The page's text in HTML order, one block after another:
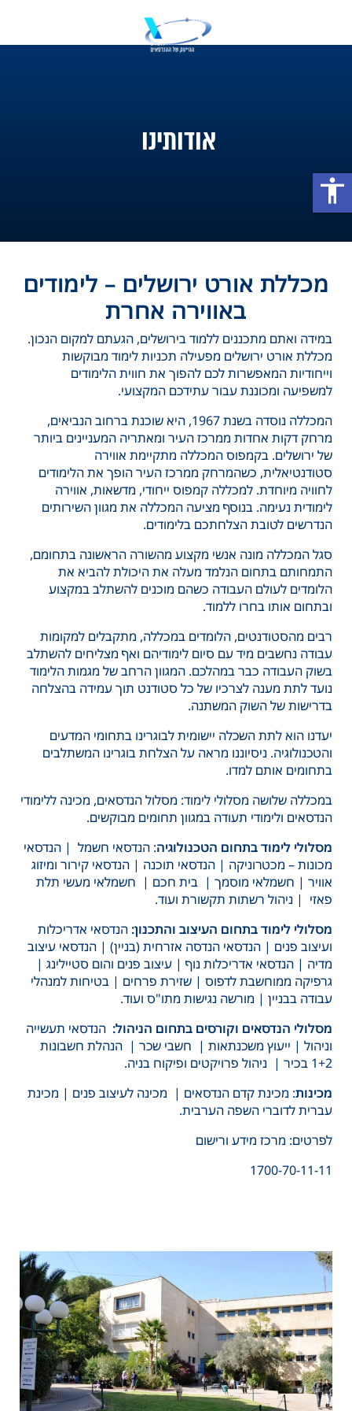
אודותינו
מכללת אורט ירושלים – לימודים
באווירה אחרת
במידה ואתם מתכננים ללמוד בירושלים, הגעתם למקום הנכון.
מכללת אורט ירושלים מפעילה תכניות לימוד מבוקשות
וייחודיות המאפשרות לכם להפוך את חווית הלימודים
למשפיעה ומכוננת עבור עתידכם המקצועי.
המכללה נוסדה בשנת 1967, היא שוכנת ברחוב הנביאים,
מרחק דקות אחדות ממרכז העיר ומאתריה המעניינים ביותר
של ירושלים. בקמפוס המכללה מתקיימת אווירה
סטודנטיאלית, כשהמרחק ממרכז העיר הופך את הלימודים
לחוויה מיוחדת. למכללה קמפוס ייחודי, מדשאות, אווירה
לימודית נעימה. בנוסף מציעה המכללה את מגוון השירותים
הנדרשים לטובת הצלחתכם בלימודים.
סגל המכללה מונה אנשי מקצוע מהשורה הראשונה בתחומם,
התמחותם בתחום הנלמד מעלה את היכולת להביא את
הלומדים לעולם העבודה כשהם מוכנים להשתלב במקצוע
ובתחום אותו בחרו ללמוד.
רבים מהסטודנטים, הלומדים במכללה, מתקבלים למקומות
עבודה נחשבים מיד עם סיום לימודיהם ואף מצליחים להשתלב
בשוק העבודה כבר במהלכם. המגוון הרחב של מגמות הלימוד
נועד לתת מענה לצרכיו של כל סטודנט תוך עמידה בהצלחה
בדרישות של השוק המשתנה.
יעדנו הוא לתת השכלה יישומית לבוגרינו בתחומי המדעים
והטכנולוגיה. ניסיוננו מראה על הצלחת בוגרינו המשתלבים
בתחומים אותם למדו.
במכללה שלושה מסלולי לימוד: מסלול הנדסאים, מכינה ללימודי
הנדסאים ולימודי תעודה במגוון תחומים מבוקשים.
מסלולי לימוד בתחום הטכנולוגיה: הנדסאי חשמל | הנדסאי
מכונות – מכטרוניקה | הנדסאי תוכנה | הנדסאי קירור ומיזוג
אוויר | חשמלאי מוסמך | בית חכם | חשמלאי מעשי תלת
פאזי | ניהול רשתות תקשורת ועוד.
מסלולי לימוד בתחום העיצוב והתכנון: הנדסאי אדריכלות
ועיצוב פנים | הנדסאי הנדסה אזרחית (בניין) | הנדסאי עיצוב
מדיה | הנדסאי אדריכלות נוף | עיצוב פנים והום סטיילינג |
גרפיקה ממוחשבת לדפוס | שזירת פרחים | בטיחות למנהלי
עבודה בבניין | מורשה נגישות מתו"ס ועוד.
מסלולי הנדסאים וקורסים בתחום הניהול: הנדסאי תעשייה
וניהול | ייעוץ משכנתאות | חשבי שכר | הנהלת חשבונות
1+2 בכיר | ניהול פרויקטים ופיקוח בניה.
מכינות: מכינת קדם הנדסאים | מכינה לעיצוב פנים | מכינת
עברית לדוברי השפה הערבית.
לפרטים: מרכז מידע ורישום
1700-70-11-11
accessibility